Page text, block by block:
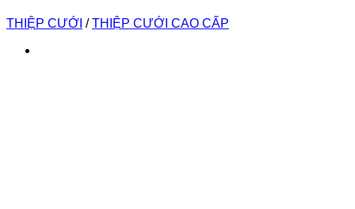
THIỆP CƯỚI / THIỆP CƯỚI CAO CẤP